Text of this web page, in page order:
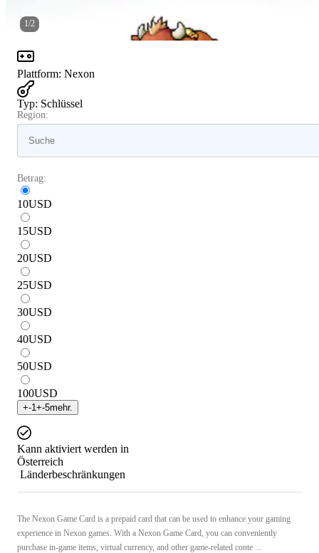
1/2
Plattform: Nexon
Typ: Schlüssel
Region:
Betrag:
10USD
15USD
20USD
25USD
30USD
40USD
50USD
100USD
+-1 +-5mehr.
Kann aktiviert werden in
Österreich
Länderbeschränkungen
The Nexon Game Card is a prepaid card that can be used to enhance your gaming
experience in Nexon games. With a Nexon Game Card, you can conveniently
purchase in-game items, virtual currency, and other game-related conte ...